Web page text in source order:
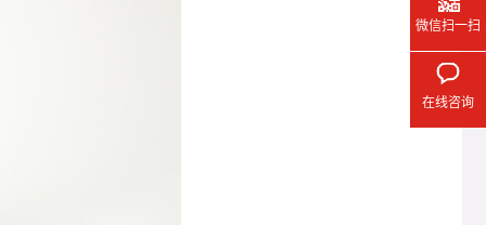
微信扫一扫
在线咨询